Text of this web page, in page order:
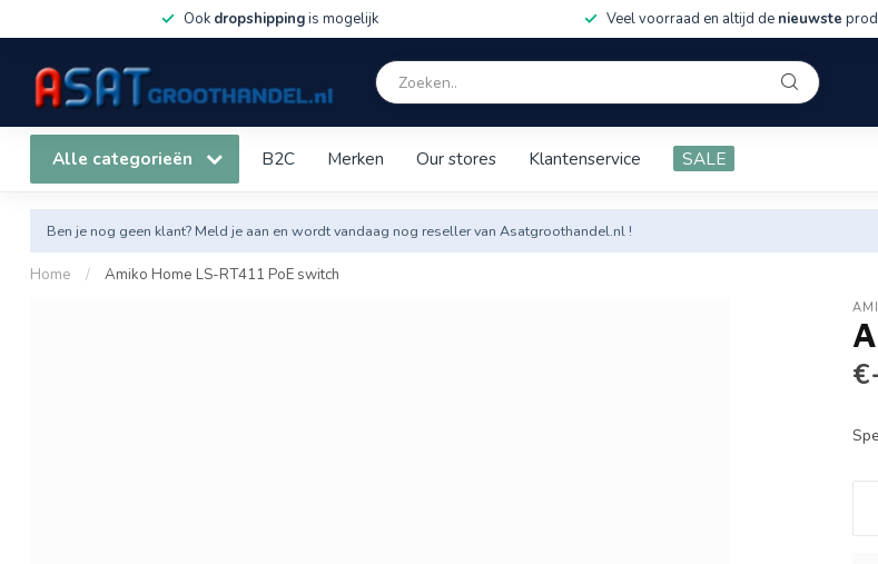
Ook dropshippingis mogelijk Veel voorraad en altijd de nieuwste
Alle categorieën B2C Merken Our stores Klantenservice SALE
Ben je nog geen klant? Meld je aan en wordt vandaag nog reseller van Asatgroothandel.nl !
Home / Amiko Home LS-RT411 PoE switch